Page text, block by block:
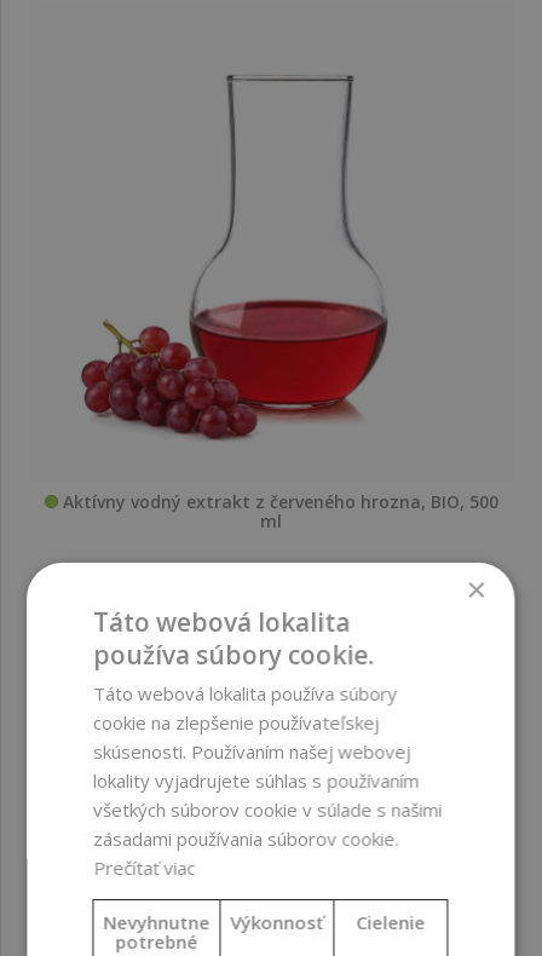
Aktívny vodný extrakt z červeného hrozna, BIO, 500
ml
×
Táto webová lokalita
používa súbory cookie.
Táto webová lokalita používa súbory
cookie na zlepšenie používateľskej
skúsenosti. Používaním našej webovej
lokality vyjadrujete súhlas s používaním
všetkých súborov cookie v súlade s našimi
zásadami používania súborov cookie.
Prečítať viac
Nevyhnutne
potrebné
Výkonnosť Cielenie